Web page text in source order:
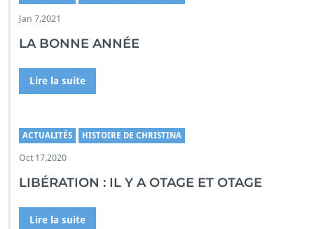
Jan 7,2021
LA BONNE ANNÉE
Lire la suite
ACTUALITÉS HISTOIRE DE CHRISTINA
Oct 17,2020
LIBÉRATION : IL Y A OTAGE ET OTAGE
Lire la suite